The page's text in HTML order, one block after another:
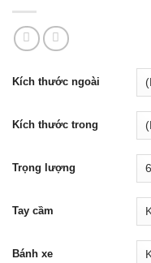
Kích thước ngoài
Kích thước trong
Trọng lượng
Tay cầm
Bánh xe